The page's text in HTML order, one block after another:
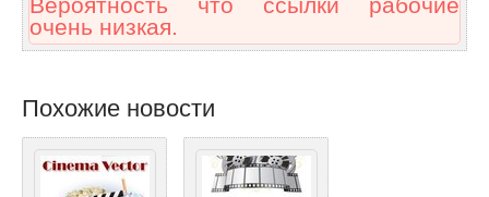
Вероятность что ссылки рабочие
очень низкая.
Похожие новости